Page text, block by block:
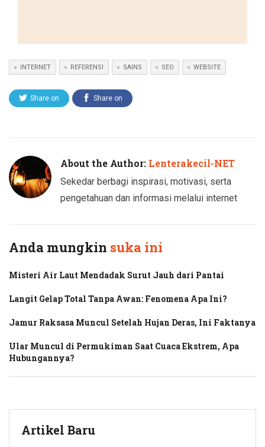
INTERNET REFERENSI SAINS SEO WEBSITE
Share on Share on
About the Author: Lenterakecil-NET
Sekedar berbagi inspirasi, motivasi, serta
pengetahuan dan informasi melalui internet
Anda mungkin suka ini
Misteri Air Laut Mendadak Surut Jauh dari Pantai
Langit Gelap Total Tanpa Awan: Fenomena Apa Ini?
Jamur Raksasa Muncul Setelah Hujan Deras, Ini Faktanya
Ular Muncul di Permukiman Saat Cuaca Ekstrem, Apa
Hubungannya?
Artikel Baru